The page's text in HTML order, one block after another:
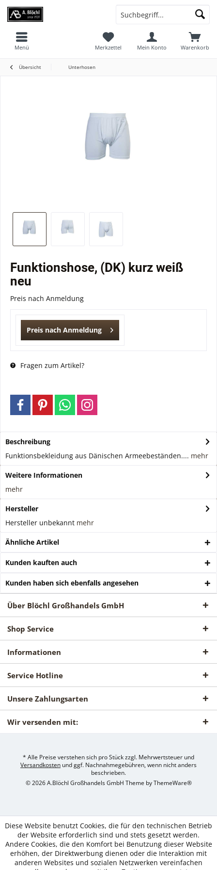
Warenkorb
Merkzettel Mein Konto
Menü
Übersicht Unterhosen
Funktionshose, (DK) kurz weiß
neu
Preis nach Anmeldung
Preis nach Anmeldung
Fragen zum Artikel?
Beschreibung
Funktionsbekleidung aus Dänischen Armeebeständen.... mehr
Weitere Informationen
mehr
Hersteller
Hersteller unbekannt mehr
Ähnliche Artikel
Kunden kauften auch
Kunden haben sich ebenfalls angesehen
Über Blöchl Großhandels GmbH
Shop Service
Informationen
Service Hotline
Unsere Zahlungsarten
Wir versenden mit:
* Alle Preise verstehen sich pro Stück zzgl. Mehrwertsteuer und
Versandkosten und ggf. Nachnahmegebühren, wenn nicht anders
beschrieben.
© 2026 A.Blöchl Großhandels GmbH Theme byThemeWare®
Diese Website benutzt Cookies, die für den technischen Betrieb
der Website erforderlich sind und stets gesetzt werden.
Andere Cookies, die den Komfort bei Benutzung dieser Website
erhöhen, der Direktwerbung dienen oder die Interaktion mit
anderen Websites und sozialen Netzwerken vereinfachen